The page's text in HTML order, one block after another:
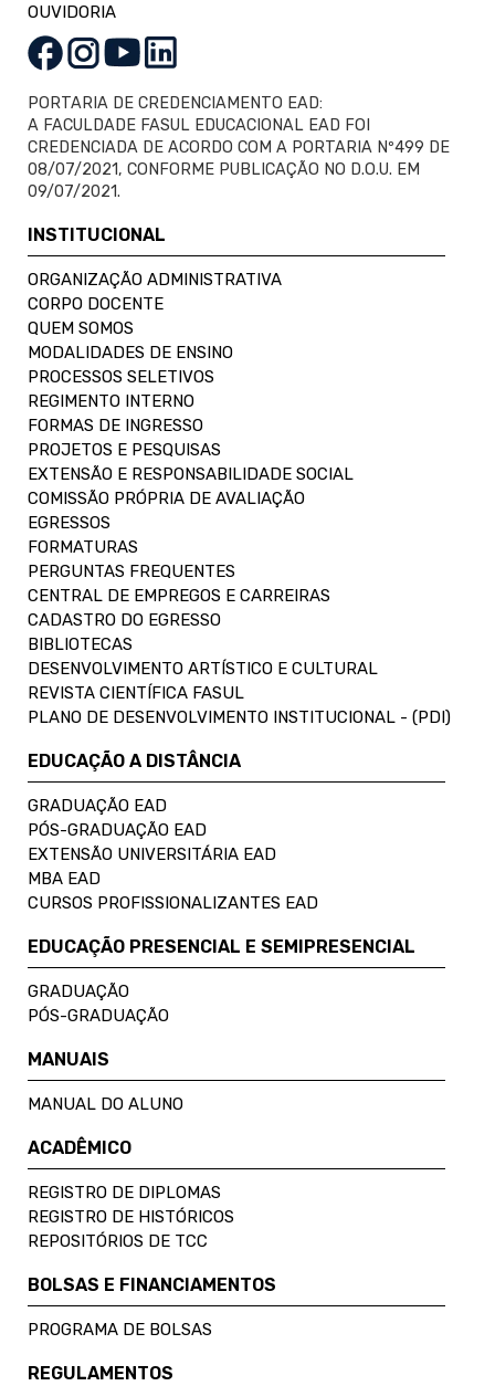
OUVIDORIA
PORTARIA DE CREDENCIAMENTO EAD:
A FACULDADE FASUL EDUCACIONAL EAD FOI
CREDENCIADA DE ACORDO COM A PORTARIA Nº499 DE
08/07/2021, CONFORME PUBLICAÇÃO NO D.O.U. EM
09/07/2021.
INSTITUCIONAL
ORGANIZAÇÃO ADMINISTRATIVA
CORPO DOCENTE
QUEM SOMOS
MODALIDADES DE ENSINO
PROCESSOS SELETIVOS
REGIMENTO INTERNO
FORMAS DE INGRESSO
PROJETOS E PESQUISAS
EXTENSÃO E RESPONSABILIDADE SOCIAL
COMISSÃO PRÓPRIA DE AVALIAÇÃO
EGRESSOS
FORMATURAS
PERGUNTAS FREQUENTES
CENTRAL DE EMPREGOS E CARREIRAS
CADASTRO DO EGRESSO
BIBLIOTECAS
DESENVOLVIMENTO ARTÍSTICO E CULTURAL
REVISTA CIENTÍFICA FASUL
PLANO DE DESENVOLVIMENTO INSTITUCIONAL - (PDI)
EDUCAÇÃO A DISTÂNCIA
GRADUAÇÃO EAD
PÓS-GRADUAÇÃO EAD
EXTENSÃO UNIVERSITÁRIA EAD
MBA EAD
CURSOS PROFISSIONALIZANTES EAD
EDUCAÇÃO PRESENCIAL E SEMIPRESENCIAL
GRADUAÇÃO
PÓS-GRADUAÇÃO
MANUAIS
MANUAL DO ALUNO
ACADÊMICO
REGISTRO DE DIPLOMAS
REGISTRO DE HISTÓRICOS
REPOSITÓRIOS DE TCC
BOLSAS E FINANCIAMENTOS
PROGRAMA DE BOLSAS
REGULAMENTOS